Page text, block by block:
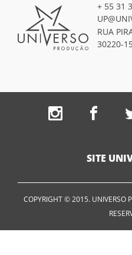
+ 55 31
RUA
30220-
SITE
COPYRIGHT © 2015. UNIVERSO